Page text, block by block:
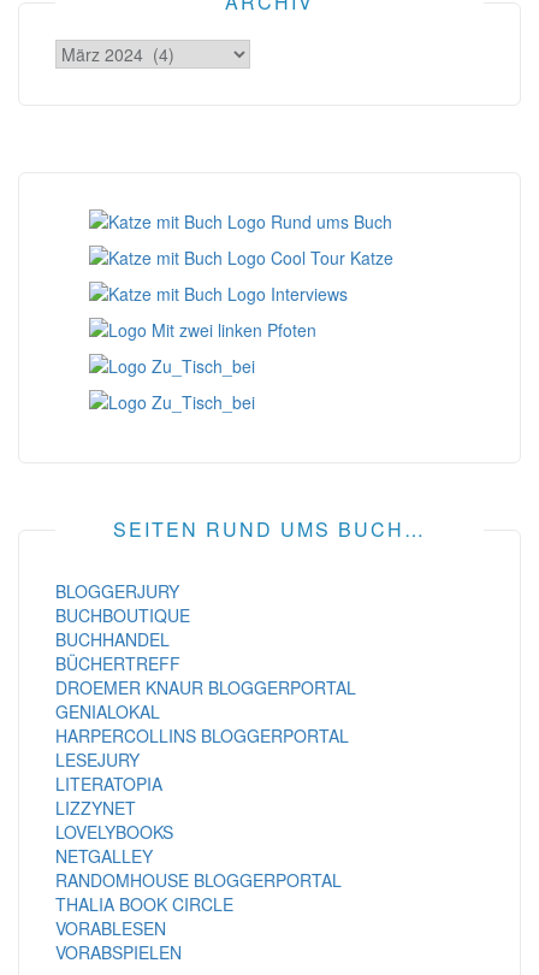
Archiv
SEITEN RUND UMS BUCH…
BLOGGERJURY
BUCHBOUTIQUE
BUCHHANDEL
BÜCHERTREFF
DROEMER KNAUR BLOGGERPORTAL
GENIALOKAL
HARPERCOLLINS BLOGGERPORTAL
LESEJURY
LITERATOPIA
LIZZYNET
LOVELYBOOKS
NETGALLEY
RANDOMHOUSE BLOGGERPORTAL
THALIA BOOK CIRCLE
VORABLESEN
VORABSPIELEN